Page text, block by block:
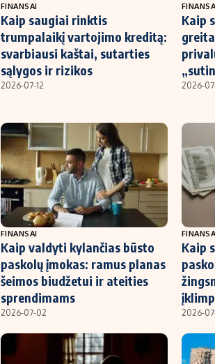
FINANSAI
Kaip saugiai rinktis
trumpalaikį vartojimo kreditą:
svarbiausi kaštai, sutarties
sąlygos ir rizikos
2026-07-12
Kaip
2026-
FINANSAI
Kaip valdyti kylančias būsto
paskolų įmokas: ramus planas
šeimos biudžetui ir ateities
sprendimams
2026-07-02
Kaip
2026-